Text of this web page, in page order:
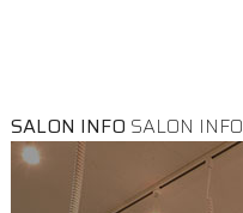
SALON INFO SALON INFO